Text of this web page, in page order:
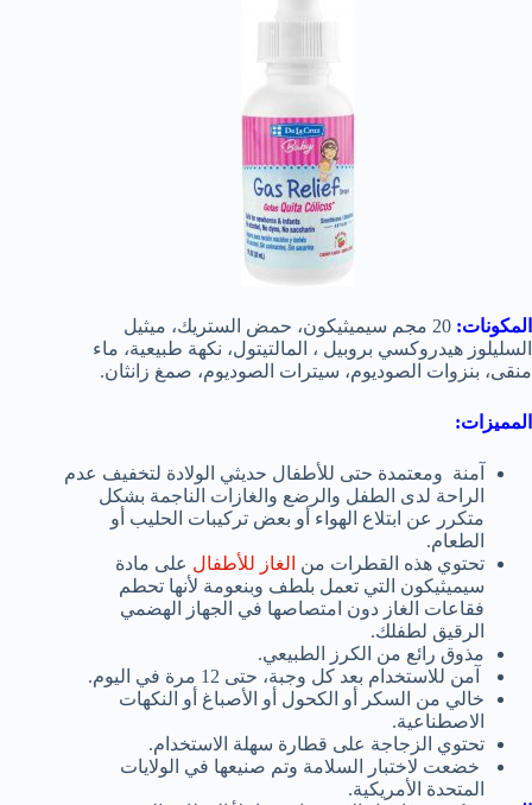
المكونات:
20 مجم سيميثيكون، حمض الستريك، ميثيل
السليلوز هيدروكسي بروبيل ، المالتيتول، نكهة طبيعية، ماء
منقى، بنزوات الصوديوم، سيترات الصوديوم، صمغ زانثان.
المميزات:
آمنة ومعتمدة حتى للأطفال حديثي الولادة لتخفيف عدم
الراحة لدى الطفل والرضع والغازات الناجمة بشكل
متكرر عن ابتلاع الهواء أو بعض تركيبات الحليب أو
الطعام.
تحتوي هذه القطرات من الغاز للأطفال على مادة
سيميثيكون التي تعمل بلطف وبنعومة لأنها تحطم
فقاعات الغاز دون امتصاصها في الجهاز الهضمي
الرقيق لطفلك.
مذوق رائع من الكرز الطبيعي.
آمن للاستخدام بعد كل وجبة، حتى 12 مرة في اليوم.
خالي من السكر أو الكحول أو الأصباغ أو النكهات
الاصطناعية.
تحتوي الزجاجة على قطارة سهلة الاستخدام.
خضعت لاختبار السلامة وتم صنيعها في الولايات
المتحدة الأمريكية.